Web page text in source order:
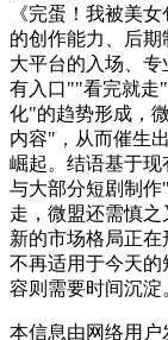
《完蛋！我被美
的创作能力、后期
大平台的入场、
有入口""看完就走
化"的趋势形成，
内容"，从而催生
崛起。结语基于
与大部分短剧制
走，微盟还需慎之
新的市场格局正
不再适用于今天
容则需要时间沉淀
本信息由网络用户